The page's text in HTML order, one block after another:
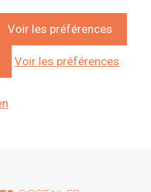
Voir les préférences
Voir les préférences